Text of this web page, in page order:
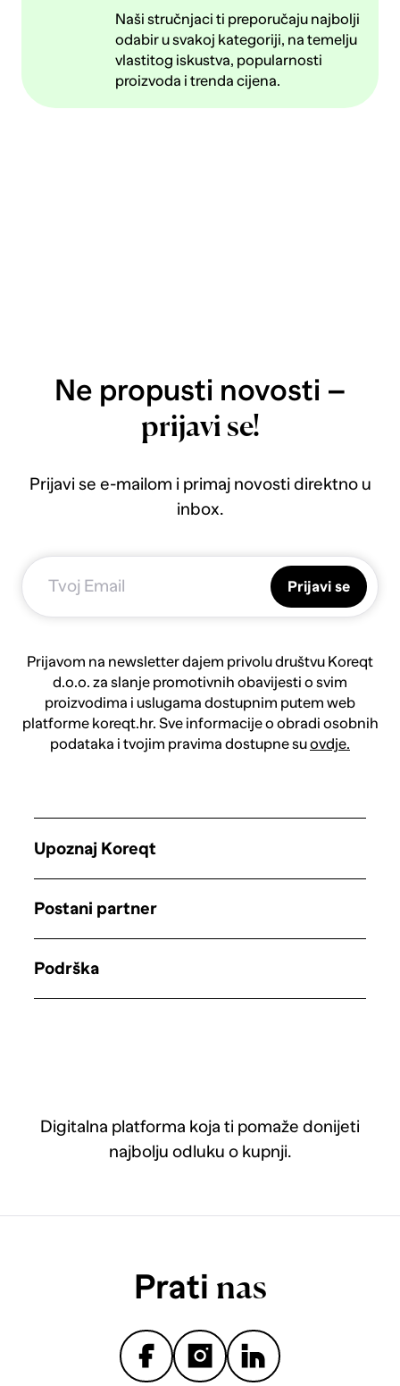
Naši stručnjaci ti preporučaju najbolji
odabir u svakoj kategoriji, na temelju
vlastitog iskustva, popularnosti
proizvoda i trenda cijena.
Ne propusti novosti –
prijavi se!
Prijavi se e-mailom i primaj novosti direktno u
inbox.
Prijavi se
Prijavom na newsletter dajem privolu društvu Koreqt
d.o.o. za slanje promotivnih obavijesti o svim
proizvodima i uslugama dostupnim putem web
platforme koreqt.hr. Sve informacije o obradi osobnih
podataka i tvojim pravima dostupne suovdje.
Digitalna platforma koja ti pomaže donijeti
najbolju odluku o kupnji.
Upoznaj Koreqt
Postani partner
Podrška
Prati nas